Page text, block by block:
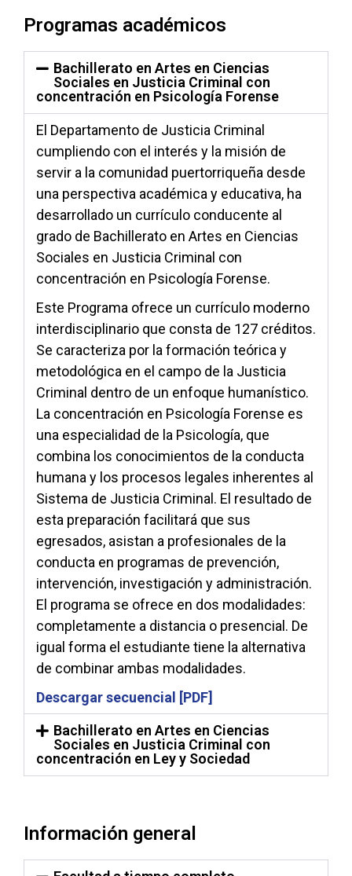
Programas académicos
Bachillerato en Artes en Ciencias
Sociales en Justicia Criminal con
concentración en Psicología Forense
El Departamento de Justicia Criminal
cumpliendo con el interés y la misión de
servir a la comunidad puertorriqueña desde
una perspectiva académica y educativa, ha
desarrollado un currículo conducente al
grado de Bachillerato en Artes en Ciencias
Sociales en Justicia Criminal con
concentración en Psicología Forense.
Este Programa ofrece un currículo moderno
interdisciplinario que consta de 127 créditos.
Se caracteriza por la formación teórica y
metodológica en el campo de la Justicia
Criminal dentro de un enfoque humanístico.
La concentración en Psicología Forense es
una especialidad de la Psicología, que
combina los conocimientos de la conducta
humana y los procesos legales inherentes al
Sistema de Justicia Criminal. El resultado de
esta preparación facilitará que sus
egresados, asistan a profesionales de la
conducta en programas de prevención,
intervención, investigación y administración.
El programa se ofrece en dos modalidades:
completamente a distancia o presencial. De
igual forma el estudiante tiene la alternativa
de combinar ambas modalidades.
Descargar secuencial [PDF]
Bachillerato en Artes en Ciencias
Sociales en Justicia Criminal con
concentración en Ley y Sociedad
Información general